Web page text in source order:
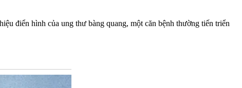
điển hình của ung thư bàng quang, một căn bệnh thường tiến triển